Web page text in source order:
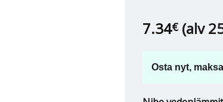
7.34€ (alv
Osta nyt,